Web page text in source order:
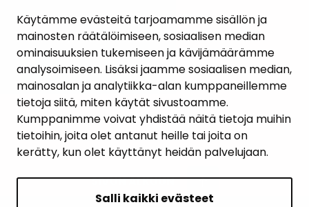
Käytämme evästeitä tarjoamamme sisällön ja
mainosten räätälöimiseen, sosiaalisen median
ominaisuuksien tukemiseen ja kävijämäärämme
analysoimiseen. Lisäksi jaamme sosiaalisen median,
mainosalan ja analytiikka-alan kumppaneillemme
tietoja siitä, miten käytät sivustoamme.
Kumppanimme voivat yhdistää näitä tietoja muihin
tietoihin, joita olet antanut heille tai joita on
kerätty, kun olet käyttänyt heidän palvelujaan.
Salli kaikki evästeet
AJANKOHTAISET
YHTEYSTIEDOT
KARTTAPALVELU
SIVUN ALKUUN